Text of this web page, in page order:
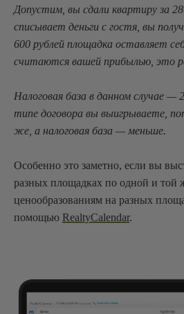
Допустим, вы сдали квартиру за
списывает деньги с гостя, вы
600 рублей площадка оставляет
считаются вашей прибылью, это
Налоговая база в данном случае —
типе договора вы выигрываете,
же, а налоговая база — меньше.
Особенно это заметно, если вы
разных площадках по одной и той
ценообразованиям на разных
помощью RealtyCalendar.